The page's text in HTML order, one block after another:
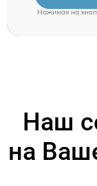
Нажимая на
Наш
на